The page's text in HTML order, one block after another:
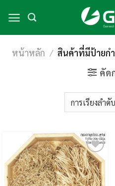
content
หน้าหลัก / สินค้าที่มีป้ายก
คัด
Add to